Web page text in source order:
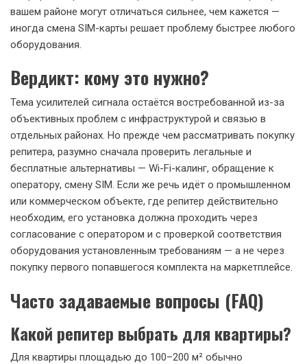
вашем районе могут отличаться сильнее, чем кажется —
иногда смена SIM-карты решает проблему быстрее любого
оборудования.
Вердикт: кому это нужно?
Тема усилителей сигнала остаётся востребованной из-за
объективных проблем с инфраструктурой и связью в
отдельных районах. Но прежде чем рассматривать покупку
репитера, разумно сначала проверить легальные и
бесплатные альтернативы — Wi-Fi-калинг, обращение к
оператору, смену SIM. Если же речь идёт о промышленном
или коммерческом объекте, где репитер действительно
необходим, его установка должна проходить через
согласование с оператором и с проверкой соответствия
оборудования установленным требованиям — а не через
покупку первого попавшегося комплекта на маркетплейсе.
Часто задаваемые вопросы (FAQ)
Какой репитер выбрать для квартиры?
Для квартиры площадью до 100–200 м² обычно